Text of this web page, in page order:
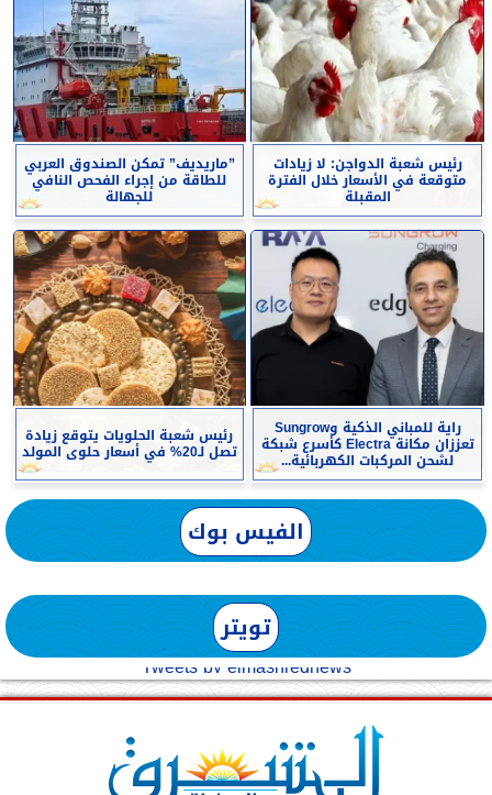
رئيس شعبة الدواجن: لا زيادات
متوقعة في الأسعار خلال الفترة
المقبلة
”ماريديف” تمكن الصندوق العربي
للطاقة من إجراء الفحص النافي
للجهالة
راية للمباني الذكية وSungrow
تعززان مكانة Electra كأسرع شبكة
لشحن المركبات الكهربائية...
رئيس شعبة الحلويات يتوقع زيادة
تصل لـ20% في أسعار حلوى المولد
الفيس بوك
تويتر
Tweets by elmashreqnews